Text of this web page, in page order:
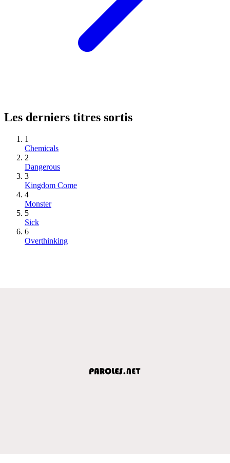
Les derniers titres sortis
1
Chemicals
2
Dangerous
3
Kingdom Come
4
Monster
5
Sick
6
Overthinking